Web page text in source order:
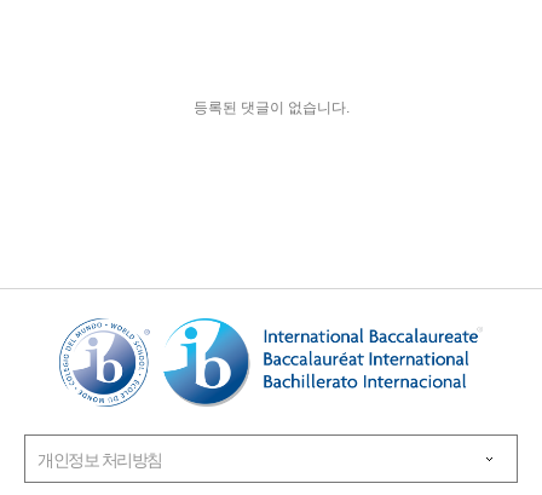
등록된 댓글이 없습니다.